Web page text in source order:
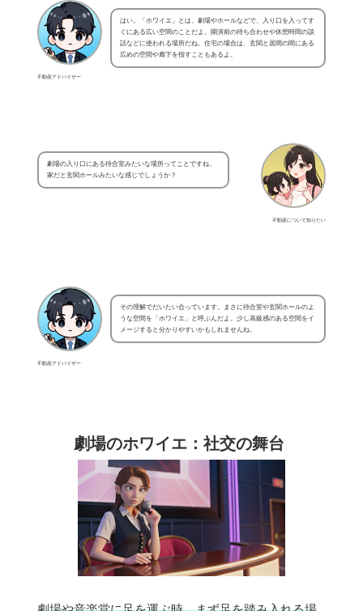
不動産アドバイザー
はい。「ホワイエ」とは、劇場やホールなどで、入り口を入ってす
ぐにある広い空間のことだよ。開演前の待ち合わせや休憩時間の談
話などに使われる場所だね。住宅の場合は、玄関と居間の間にある
広めの空間や廊下を指すこともあるよ。
不動産について知りたい
劇場の入り口にある待合室みたいな場所ってことですね。
家だと玄関ホールみたいな感じでしょうか？
不動産アドバイザー
その理解でだいたい合っています。まさに待合室や玄関ホールのよ
うな空間を「ホワイエ」と呼ぶんだよ。少し高級感のある空間をイ
メージすると分かりやすいかもしれませんね。
劇場のホワイエ：社交の舞台